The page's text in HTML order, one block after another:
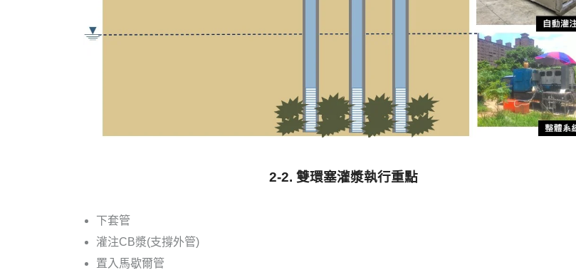
2-2. 雙環塞灌漿執行重點
下套管
灌注CB漿(支撐外管)
置入馬歇爾管